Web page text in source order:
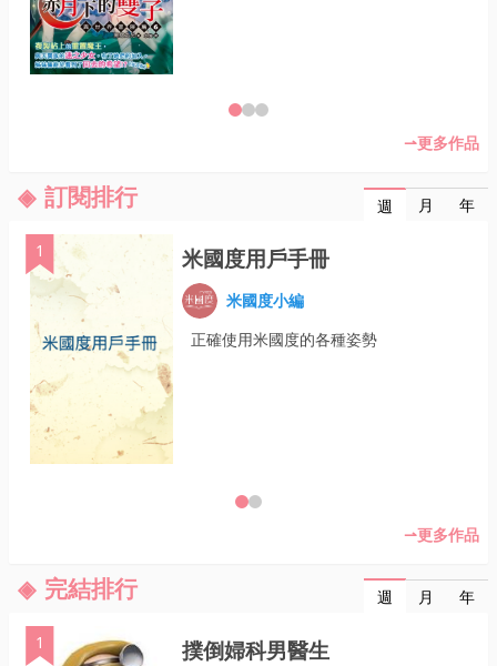
更多作品
訂閱排行 週 月 年
1 米國度用戶手冊
米國度小編
正確使用米國度的各種姿勢
更多作品
完結排行 週 月 年
1 撲倒婦科男醫生